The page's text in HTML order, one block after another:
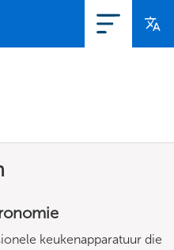
keukenapparatuur die